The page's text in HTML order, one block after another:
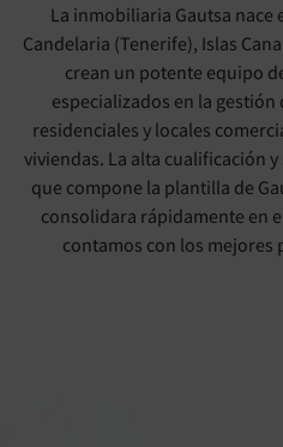
La inmobiliaria Gautsa nace
Candelaria (Tenerife), Islas
crean un potente equipo
especializados en la
residenciales y locales
viviendas. La alta cualificación
que compone la plantilla de
consolidara rápidamente en
contamos con los mejores